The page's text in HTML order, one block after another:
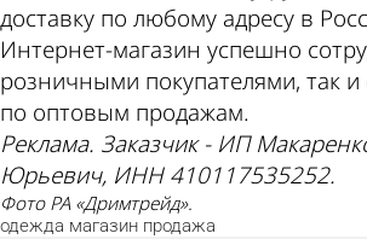
доставку по любому адресу в
Интернет-магазин успешно
розничными покупателями, так
по оптовым продажам.
Реклама. Заказчик - ИП
Юрьевич, ИНН 410117535252.
Фото РА «Дримтрейд».
одежда магазин продажа